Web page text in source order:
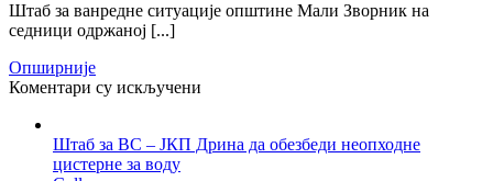
Штаб за ванредне ситуације општине Мали Зворник на
седници одржаној [...]
Опширније
Коментари су искључени
ВС
Штаб за ВС – ЈКП Дрина да обезбеди неопходне
цистерне за воду